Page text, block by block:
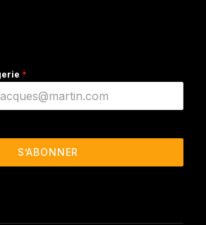
*
S’ABONNER